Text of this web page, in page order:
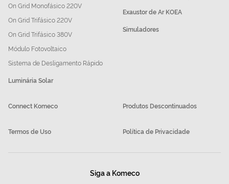
On Grid Monofásico 220V
On Grid Trifásico 220V
On Grid Trifásico 380V
Módulo Fotovoltaico
Sistema de Desligamento Rápido
Luminária Solar
Exaustor de Ar KOEA
Simuladores
Connect Komeco Produtos Descontinuados
Termos de Uso Política de Privacidade
Siga a Komeco